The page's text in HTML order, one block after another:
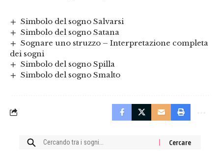
Simbolo del sogno Salvarsi
Simbolo del sogno Satana
Sognare uno struzzo – Interpretazione completa
dei sogni
Simbolo del sogno Spilla
Simbolo del sogno Smalto
Cercare: